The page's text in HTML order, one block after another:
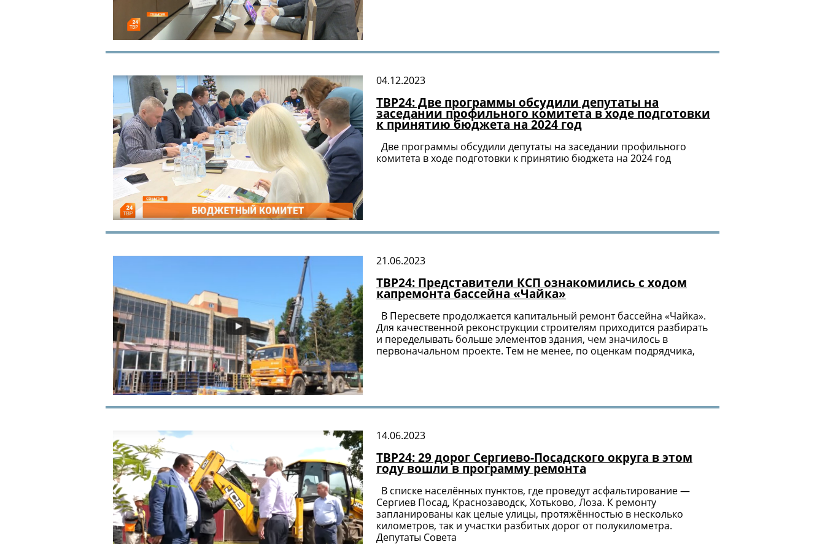
04.12.2023
ТВР24: Две программы обсудили депутаты на
заседании профильного комитета в ходе подготовки
к принятию бюджета на 2024 год
Две программы обсудили депутаты на заседании профильного
комитета в ходе подготовки к принятию бюджета на 2024 год
21.06.2023
ТВР24: Представители КСП ознакомились с ходом
капремонта бассейна «Чайка»
В Пересвете продолжается капитальный ремонт бассейна «Чайка».
Для качественной реконструкции строителям приходится разбирать
и переделывать больше элементов здания, чем значилось в
первоначальном проекте. Тем не менее, по оценкам подрядчика,
14.06.2023
ТВР24: 29 дорог Сергиево-Посадского округа в этом
году вошли в программу ремонта
В списке населённых пунктов, где проведут асфальтирование —
Сергиев Посад, Краснозаводск, Хотьково, Лоза. К ремонту
запланированы как целые улицы, протяжённостью в несколько
километров, так и участки разбитых дорог от полукилометра.
Депутаты Совета